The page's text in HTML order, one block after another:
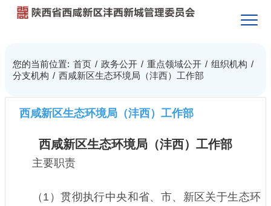
您的当前位置: 首页 / 政务公开 / 重点领域公开 / 组织机构 /
分支机构 / 西咸新区生态环境局（沣西）工作部
西咸新区生态环境局（沣西）工作部
西咸新区生态环境局（沣西）工作部
主要职责
（1）贯彻执行中央和省、市、新区关于生态环